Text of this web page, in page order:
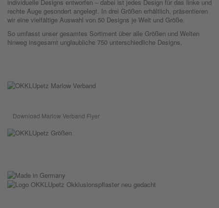
individuelle Designs entworfen – dabei ist jedes Design für das linke und
rechte Auge gesondert angelegt. In drei Größen erhältlich, präsentieren
wir eine vielfältige Auswahl von 50 Designs je Welt und Größe.
So umfasst unser gesamtes Sortiment über alle Größen und Welten
hinweg insgesamt unglaubliche 750 unterschiedliche Designs.
Download Marlow Verband Flyer